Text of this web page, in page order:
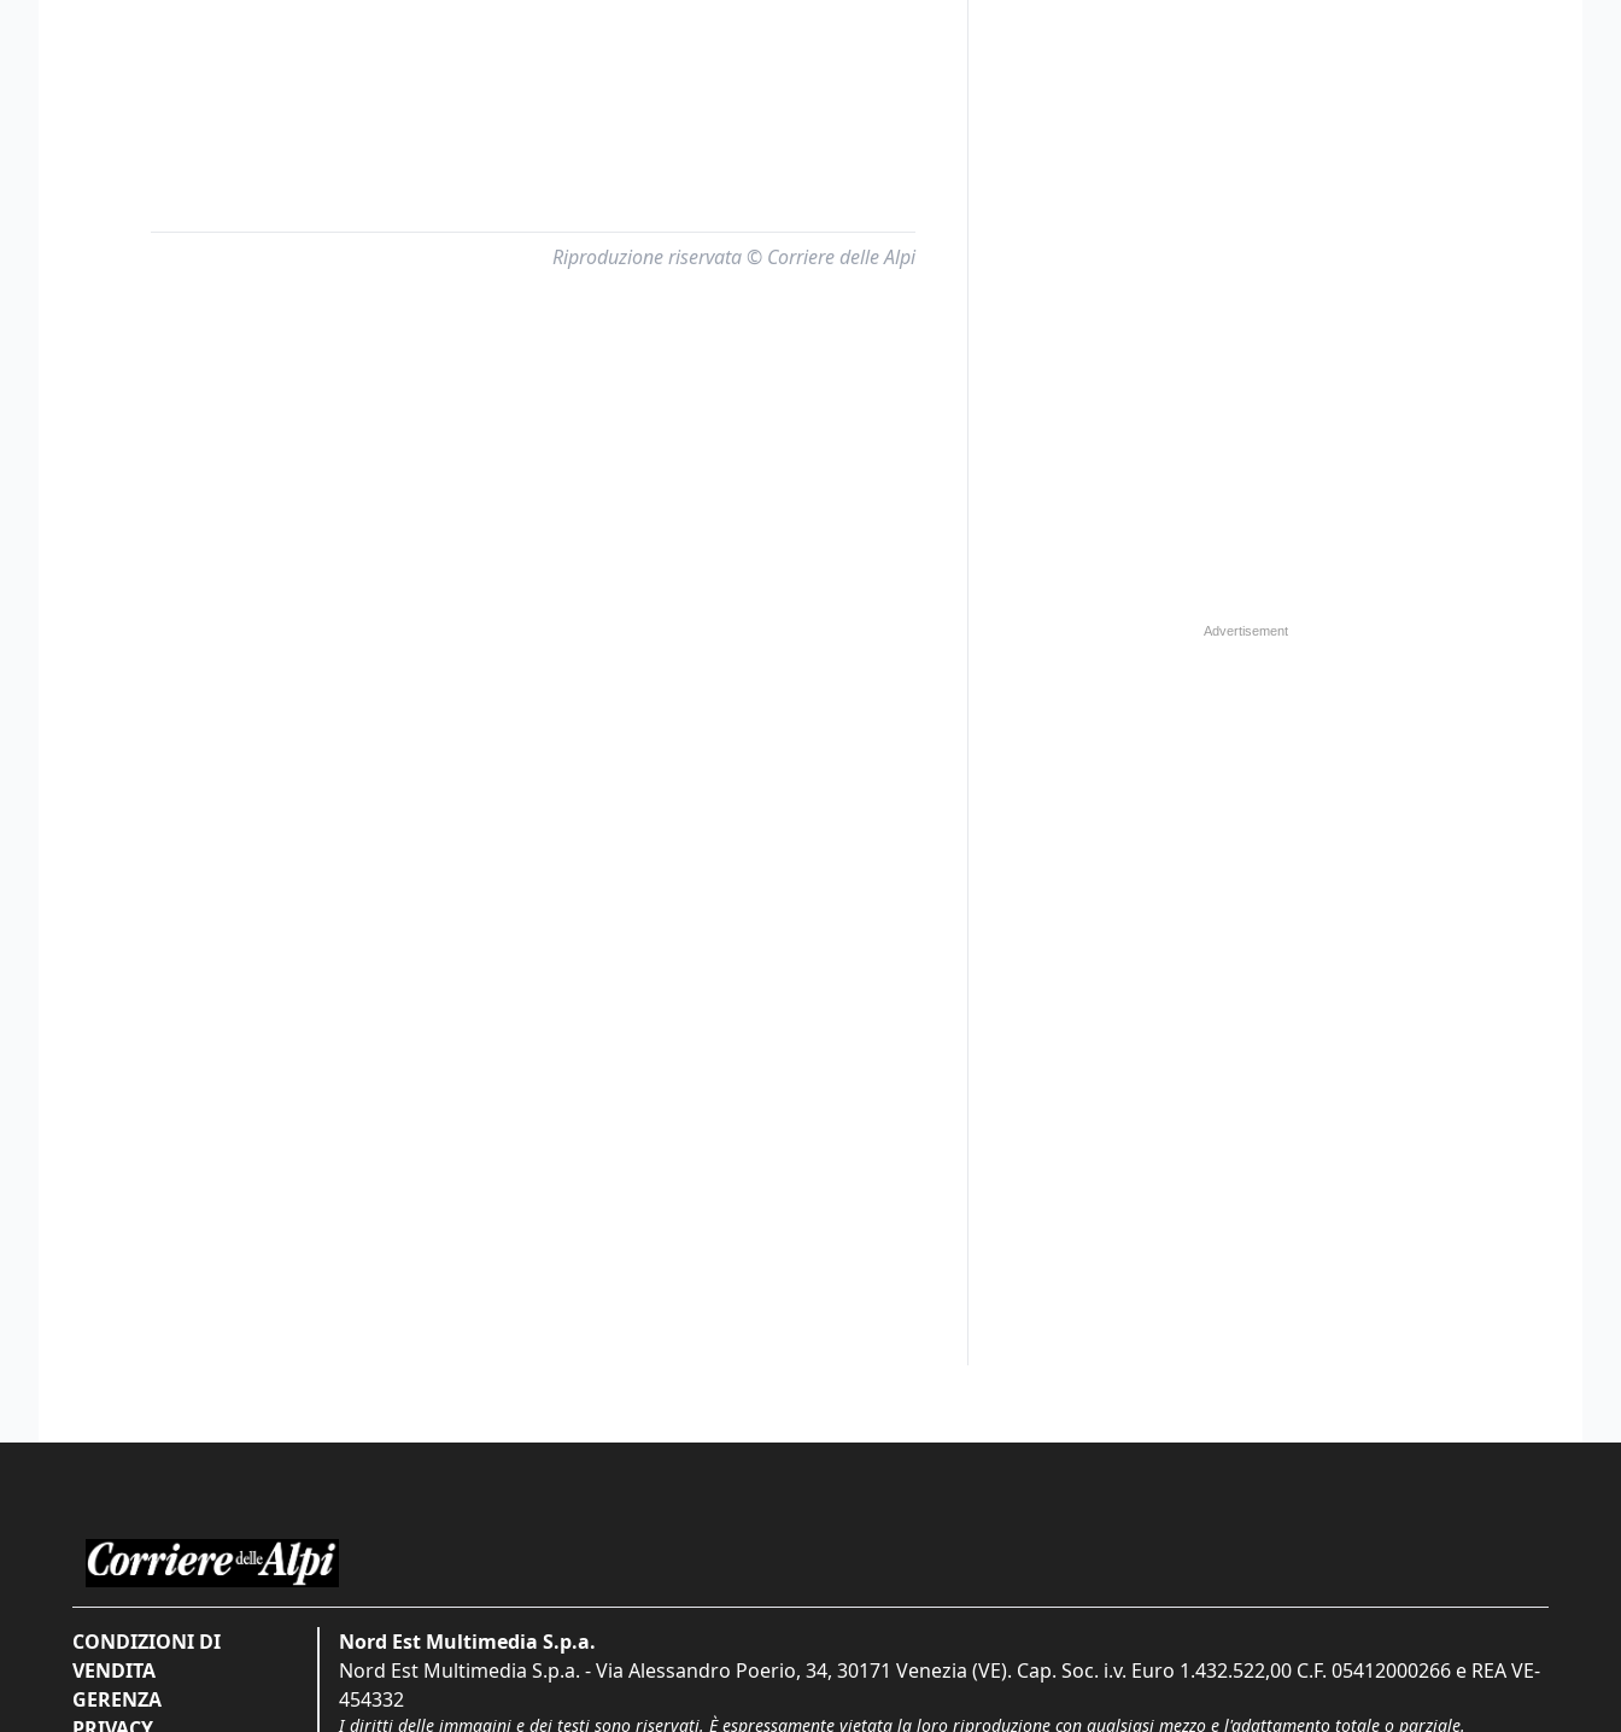
Riproduzione riservata © Corriere delle Alpi
CONDIZIONI DI
VENDITA
GERENZA
Nord Est Multimedia S.p.a.
Nord Est Multimedia S.p.a. - Via Alessandro Poerio, 34, 30171 Venezia (VE). Cap. Soc. i.v. Euro 1.432.522,00 C.F. 05412000266 e REA VE-
454332
I diritti delle immagini e dei testi sono riservati. È espressamente vietata la loro riproduzione con qualsiasi mezzo e l'adattamento totale o parziale.